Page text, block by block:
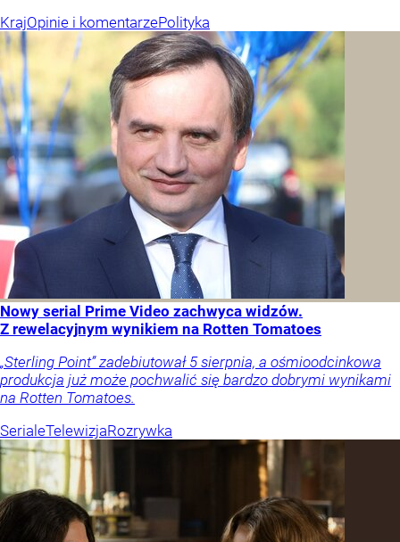
KrajOpinie i komentarzePolityka
Nowy serial Prime Video zachwyca widzów.
Z rewelacyjnym wynikiem na Rotten Tomatoes
„Sterling Point” zadebiutował 5 sierpnia, a ośmioodcinkowa
produkcja już może pochwalić się bardzo dobrymi wynikami
na Rotten Tomatoes.
SerialeTelewizjaRozrywka